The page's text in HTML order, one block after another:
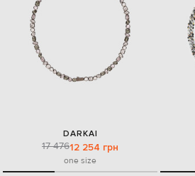
DARKAI
17 47612 254 грн
one size